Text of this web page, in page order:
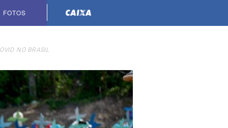
FOTOS Cópia do contrato CNTS-CEF-2023
NO BRASIL